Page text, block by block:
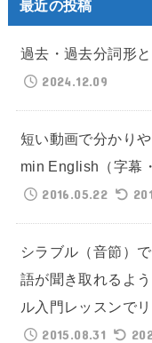
最近の投稿
過去・過去分詞形
2024.12.09
短い動画で分かり
min English（字幕
2016.05.22
シラブル（音節）
語が聞き取れるよ
ル入門レッスンで
2015.08.31